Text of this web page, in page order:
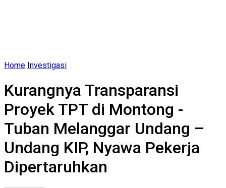
Home Investigasi
Kurangnya Transparansi
Proyek TPT di Montong -
Tuban Melanggar Undang –
Undang KIP, Nyawa Pekerja
Dipertaruhkan